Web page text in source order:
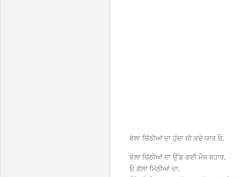
ਵੇਲਾ ਚਿੱਠੀਆਂ ਦਾ ਹੁੰਦਾ ਸੀ ਕਦੇ ਯਾਰ ਓ,
ਵੇਲਾ ਚਿੱਠੀਆਂ ਦਾ ਉੱਡ ਗਈ ਮੌਜ ਬਹਾਰ,
ਓ ਗੱਲਾਂ ਮਿੱਠੀਆਂ ਦਾ,